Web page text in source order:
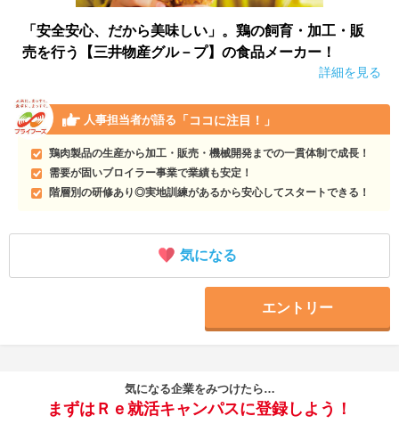
「安全安心、だから美味しい」。鶏の飼育・加工・販
売を行う【三井物産グル－プ】の食品メーカー！
詳細を見る
人事担当者が語る 「ココに注目！」
鶏肉製品の生産から加工・販売・機械開発までの一貫体制で成長！
需要が固いブロイラー事業で業績も安定！
階層別の研修あり◎実地訓練があるから安心してスタートできる！
気になる
エントリー
気になる企業をみつけたら…
まずはＲｅ就活キャンパスに登録しよう！